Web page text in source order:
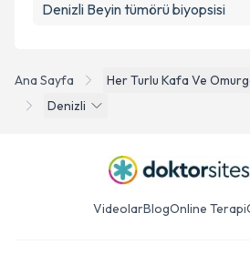
Ana Sayfa
Her Turlu Kafa Ve
Denizli
Denizli Beyin tümörü biyopsisi
VideolarBlogOnline Terapi